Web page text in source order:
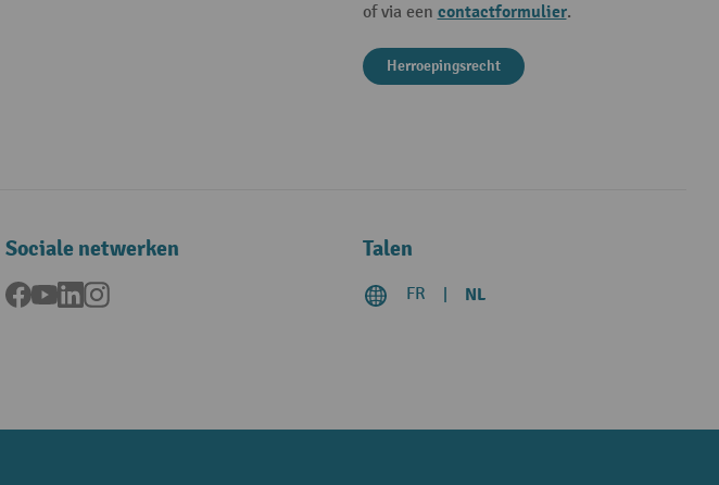
of via een contactformulier.
Herroepingsrecht
Sociale netwerken
Facebook
YouTubeLinkedInInstagram
Talen
FR NL